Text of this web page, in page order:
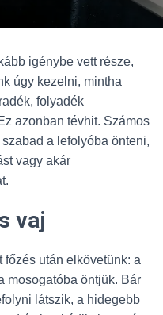
igénybe vett része,
úgy kezelni, mintha
folyadék
azonban tévhit. Számos
a lefolyóba önteni,
vagy akár
vaj
után elkövetünk: a
mosogatóba öntjük. Bár
látszik, a hidegebb